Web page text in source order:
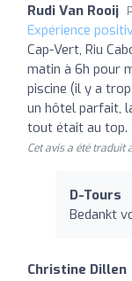
Rudi Van Rooij
Expérience
Cap-Vert, Riu
matin à 6h pour
piscine (il y a
un hôtel parfait,
tout était au top.
Cet avis a été traduit
D-Tours
Bedankt
Christine Dillen